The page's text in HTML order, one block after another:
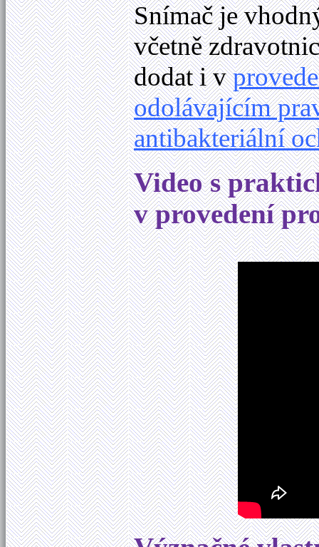
Snímač je
včetně
dodat i v
odolávajícím
antibakteriální
Video s
v provedení